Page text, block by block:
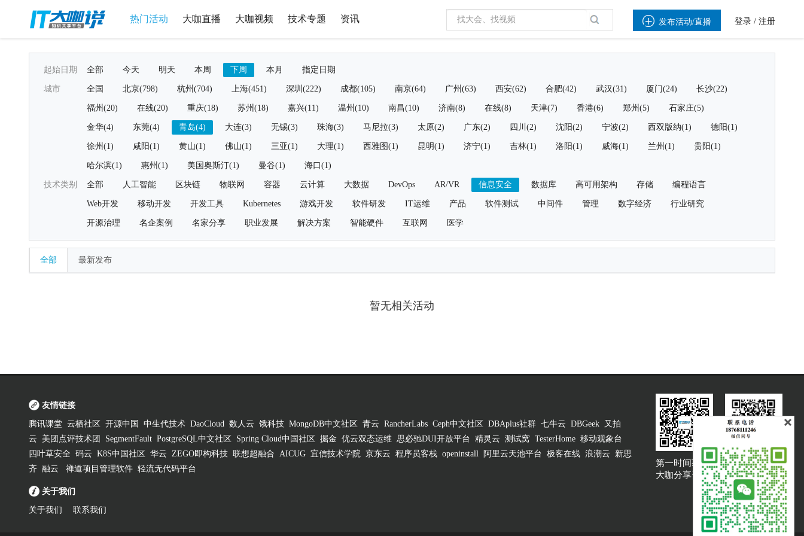
热门活动 大咖直播 大咖视频 技术专题 资讯  发布活动/直播 登录 / 注册
起始日期 全部 今天 明天 本周 下周 本月 指定日期
城市 全国 北京(798) 杭州(704) 上海(451) 深圳(222) 成都(105) 南京(64) 广州(63) 西安(62) 合肥(42) 武汉(31) 厦门(24) 长沙(22)
福州(20) 在线(20) 重庆(18) 苏州(18) 嘉兴(11) 温州(10) 南昌(10) 济南(8) 在线(8) 天津(7) 香港(6) 郑州(5) 石家庄(5)
金华(4) 东莞(4) 青岛(4) 大连(3) 无锡(3) 珠海(3) 马尼拉(3) 太原(2) 广东(2) 四川(2) 沈阳(2) 宁波(2) 西双版纳(1) 德阳(1)
徐州(1) 咸阳(1) 黄山(1) 佛山(1) 三亚(1) 大理(1) 西雅图(1) 昆明(1) 济宁(1) 吉林(1) 洛阳(1) 威海(1) 兰州(1) 贵阳(1)
哈尔滨(1) 惠州(1) 美国奥斯汀(1) 曼谷(1) 海口(1)
技术类别 全部 人工智能 区块链 物联网 容器 云计算 大数据 DevOps AR/VR 信息安全 数据库 高可用架构 存储 编程语言
Web开发 移动开发 开发工具 Kubernetes 游戏开发 软件研发 IT运维 产品 软件测试 中间件 管理 数字经济 行业研究
开源治理 名企案例 名家分享 职业发展 解决方案 智能硬件 互联网 医学
全部 最新发布
暂无相关活动
友情链接
腾讯课堂 云栖社区 开源中国 中生代技术 DaoCloud 数人云 饿科技 MongoDB中文社区 青云 RancherLabs Ceph中文社区 DBAplus社群 七牛云 DBGeek
又拍
云
美团点评技术团 SegmentFault PostgreSQL中文社区 Spring Cloud中国社区 掘金 优云双态运维 思必驰DUI开放平台 精灵云 测试窝 TesterHome 移动观象台
四叶草安全 码云 K8S中国社区 华云 ZEGO即构科技 联想超融合 AICUG 宜信技术学院 京东云 程序员客栈 openinstall 阿里云天池平台 极客在线 浪潮云
新思
齐 融云 禅道项目管理软件 轻流无代码平台
关于我们
关于我们 联系我们
第一时间获取
大咖分享资讯
大咖说吐槽客服